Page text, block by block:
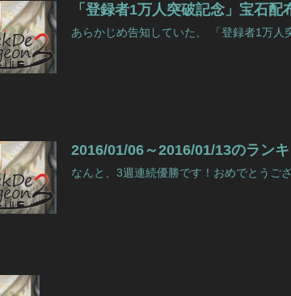
「登録者1万人突破記念」宝石
あらかじめ告知していた、 「登録者1万人
2016/01/06～2016/01/13のラン
なんと、3週連続優勝です！おめでとうご